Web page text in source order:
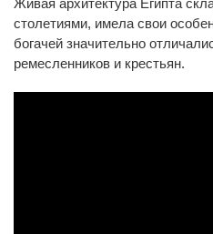
Живая архитектура Египта
столетиями, имела свои
богачей значительно
ремесленников и крестьян.